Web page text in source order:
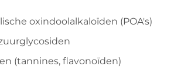
oxindoolalkaloïden (POA's)
(tannines, flavonoïden)